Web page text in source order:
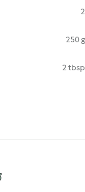
2
250 g
2 tbsp